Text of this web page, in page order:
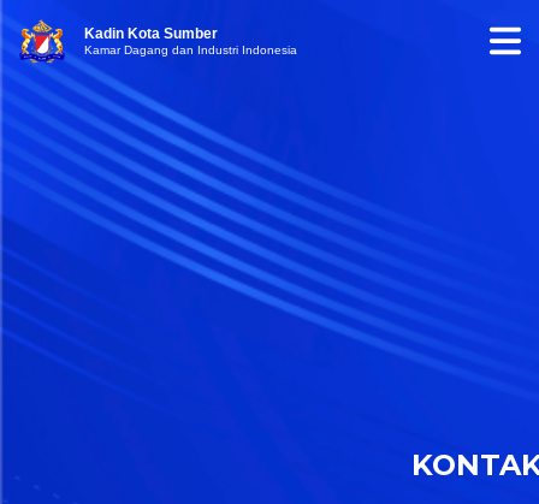
Kadin Kota Sumber
Kamar Dagang dan Industri Indonesia